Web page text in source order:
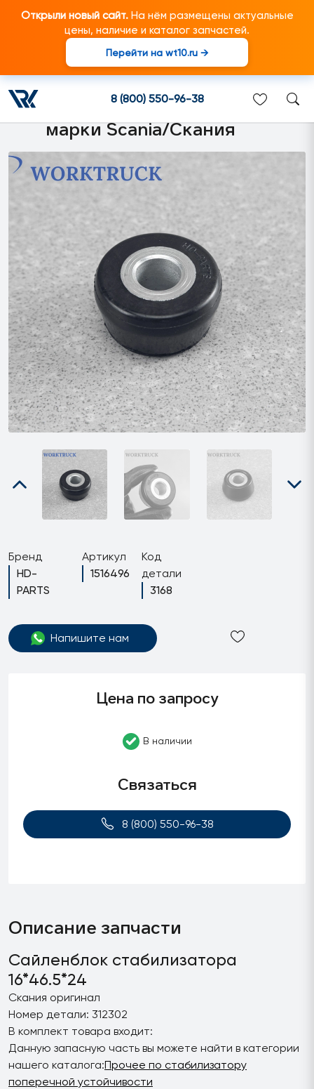
Открыли новый сайт.На нём размещены актуальные
цены, наличие и каталог запчастей.
Перейти на wt10.ru →
8 (800) 550-96-38
1516496 Сайленблок
стабилизатора 16*46.5*24
подходит для грузовиков
марки Scania/Скания
Бренд
HD-
PARTS
Артикул
1516496
Код
детали
3168
Напишите нам
Цена по запросу
В наличии
Связаться
8 (800) 550-96-38
Описание запчасти
Сайленблок стабилизатора
16*46.5*24
Скания оригинал
Номер детали: 312302
В комплект товара входит:
Данную запасную часть вы можете найти в категории
нашего каталога:Прочее по стабилизатору
поперечной устойчивости